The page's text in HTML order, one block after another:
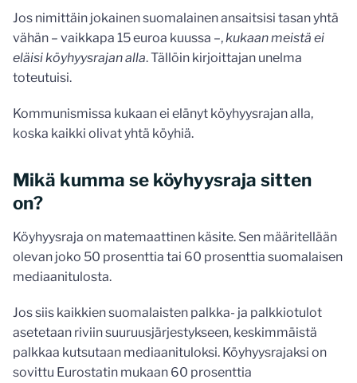
Jos nimittäin jokainen suomalainen ansaitsisi tasan yhtä
vähän – vaikkapa 15 euroa kuussa –,kukaan meistä ei
eläisi köyhyysrajan alla. Tällöin kirjoittajan unelma
toteutuisi.
Kommunismissa kukaan ei elänyt köyhyysrajan alla,
koska kaikki olivat yhtä köyhiä.
Mikä kumma se köyhyysraja sitten
on?
Köyhyysraja on matemaattinen käsite. Sen määritellään
olevan joko 50 prosenttia tai 60 prosenttia suomalaisen
mediaanitulosta.
Jos siis kaikkien suomalaisten palkka- ja palkkiotulot
asetetaan riviin suuruusjärjestykseen, keskimmäistä
palkkaa kutsutaan mediaanituloksi. Köyhyysrajaksi on
sovittu Eurostatin mukaan 60 prosenttia